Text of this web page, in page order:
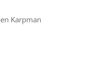
Karpman